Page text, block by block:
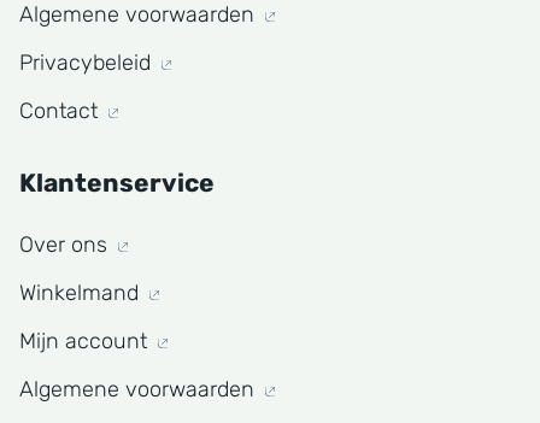
Algemene voorwaarden
Privacybeleid
Contact
Klantenservice
Over ons
Winkelmand
Mijn account
Algemene voorwaarden